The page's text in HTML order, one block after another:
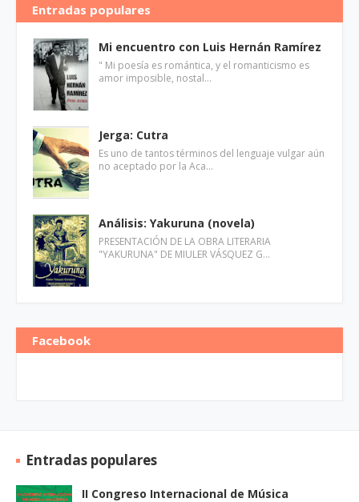
Entradas populares
Mi encuentro con Luis Hernán Ramírez
" Mi poesía es romántica, y el romanticismo es
amor imposible, nostal…
Jerga: Cutra
Es uno de tantos términos del lenguaje vulgar aún
no aceptado por la Aca…
Análisis: Yakuruna (novela)
PRESENTACIÓN DE LA OBRA LITERARIA
"YAKURUNA" DE MIULER VÁSQUEZ G…
Facebook
Entradas populares
II Congreso Internacional de Música